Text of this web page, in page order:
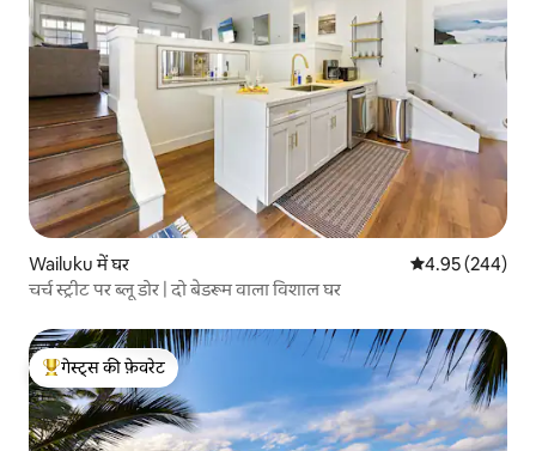
Wailuku में घर औसत रेटिंग 5 में से
4.95 (244)
चर्च स्ट्रीट पर ब्लू डोर | दो बेडरूम वाला विशाल घर
गेस्ट्स का टॉप फ़ेवरेट
गेस्ट्स की फ़ेवरेट